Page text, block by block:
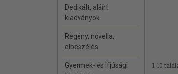
Dedikált, aláírt
kiadványok
Regény, novella,
elbeszélés
Gyermek- és ifjúsági
1-10